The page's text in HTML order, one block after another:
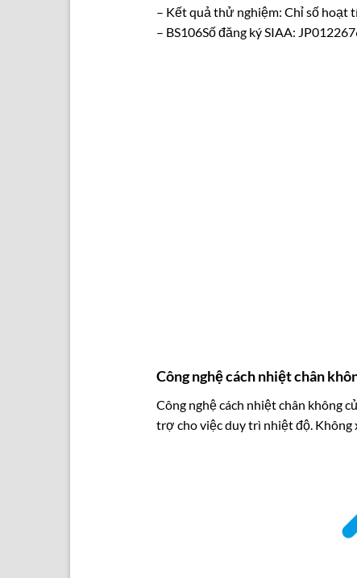
– Kết quả thử nghiệm: Chỉ số hoạt
– BS106Số đăng ký SIAA:
Công nghệ cách nhiệt chân
Công nghệ cách nhiệt chân không
trợ cho việc duy trì nhiệt độ.